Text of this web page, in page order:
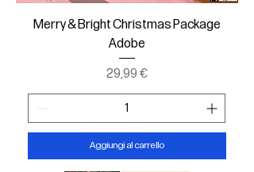
Merry & Bright Christmas Package
Adobe
Prezzo
29,99 €
Aggiungi al carrello